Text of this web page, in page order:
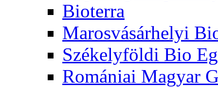
Bioterra
Marosvásárhelyi
Székelyföldi Bio
Romániai Magyar